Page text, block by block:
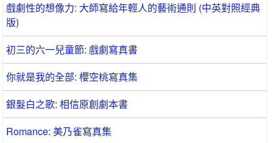
戲劇性的想像力: 大師寫給年輕人的藝術通則 (中英對照經典
版)
初三的六一兒童節: 戲劇寫真書
你就是我的全部: 櫻空桃寫真集
銀髮白之歌: 相信原創劇本書
Romance: 美乃雀寫真集